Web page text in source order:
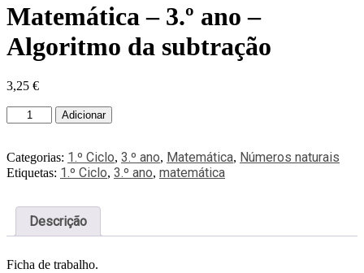
Matemática – 3.º ano –
Algoritmo da subtração
3,25 €
Adicionar
Categorias: 1.º Ciclo, 3.º ano, Matemática, Números naturais
Etiquetas: 1.º Ciclo, 3.º ano, matemática
Descrição
Ficha de trabalho.